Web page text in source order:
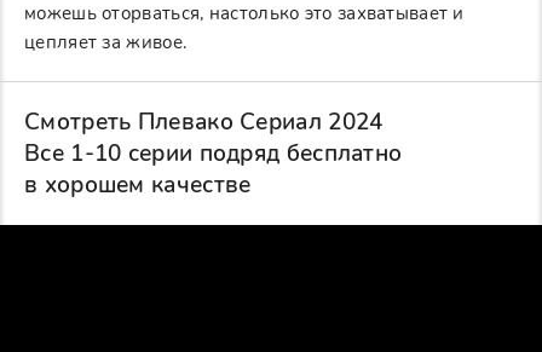
можешь оторваться, настолько это захватывает и
цепляет за живое.
Смотреть Плевако Сериал 2024
Все 1-10 серии подряд бесплатно
в хорошем качестве